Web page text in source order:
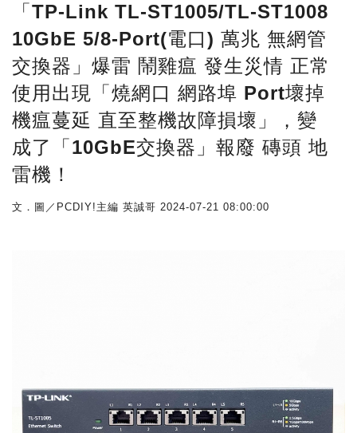
「TP-Link TL-ST1005/TL-ST1008
10GbE 5/8-Port(電口) 萬兆 無網管
交換器」爆雷 鬧雞瘟 發生災情 正常
使用出現「燒網口 網路埠 Port壞掉
機瘟蔓延 直至整機故障損壞」，變
成了「10GbE交換器」報廢 磚頭 地
雷機！
文．圖／PCDIY!主編 英誠哥 2024-07-21 08:00:00